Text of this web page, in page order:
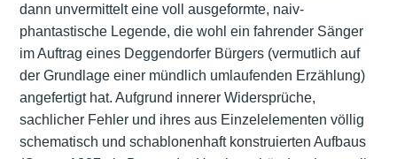
dann unvermittelt eine voll ausgeformte, naiv-
phantastische Legende, die wohl ein fahrender Sänger
im Auftrag eines Deggendorfer Bürgers (vermutlich auf
der Grundlage einer mündlich umlaufenden Erzählung)
angefertigt hat. Aufgrund innerer Widersprüche,
sachlicher Fehler und ihres aus Einzelelementen völlig
schematisch und schablonenhaft konstruierten Aufbaus